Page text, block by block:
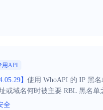
用API
】 使用 WhoAPI 的 IP 黑
或域名何时被主要 RBL 黑名
全